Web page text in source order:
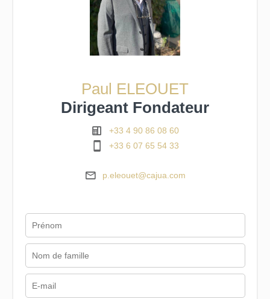
Paul ELEOUET
Dirigeant Fondateur
+33 4 90 86 08 60
+33 6 07 65 54 33
p.eleouet@cajua.com